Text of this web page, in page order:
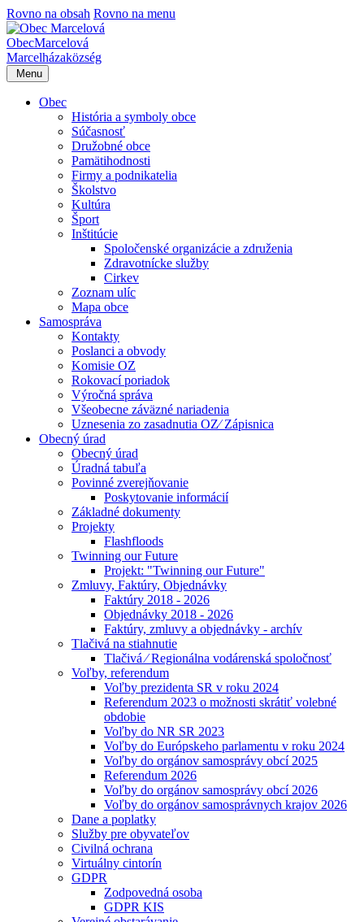
Rovno na obsah Rovno na menu
ObecMarcelová
Marcelházaközség
Menu
Obec
História a symboly obce
Súčasnosť
Družobné obce
Pamätihodnosti
Firmy a podnikatelia
Školstvo
Kultúra
Šport
Inštitúcie
Spoločenské organizácie a združenia
Zdravotnícke služby
Cirkev
Zoznam ulíc
Mapa obce
Samospráva
Kontakty
Poslanci a obvody
Komisie OZ
Rokovací poriadok
Výročná správa
Všeobecne záväzné nariadenia
Uznesenia zo zasadnutia OZ⁄ Zápisnica
Obecný úrad
Obecný úrad
Úradná tabuľa
Povinné zverejňovanie
Poskytovanie informácií
Základné dokumenty
Projekty
Flashfloods
Twinning our Future
Projekt: "Twinning our Future"
Zmluvy, Faktúry, Objednávky
Faktúry 2018 - 2026
Objednávky 2018 - 2026
Faktúry, zmluvy a objednávky - archív
Tlačivá na stiahnutie
Tlačivá ⁄ Regionálna vodárenská spoločnosť
Voľby, referendum
Voľby prezidenta SR v roku 2024
Referendum 2023 o možnosti skrátiť volebné
obdobie
Voľby do NR SR 2023
Voľby do Európskeho parlamentu v roku 2024
Voľby do orgánov samosprávy obcí 2025
Referendum 2026
Voľby do orgánov samosprávy obcí 2026
Voľby do orgánov samosprávnych krajov 2026
Dane a poplatky
Služby pre obyvateľov
Civilná ochrana
Virtuálny cintorín
GDPR
Zodpovedná osoba
GDPR KIS